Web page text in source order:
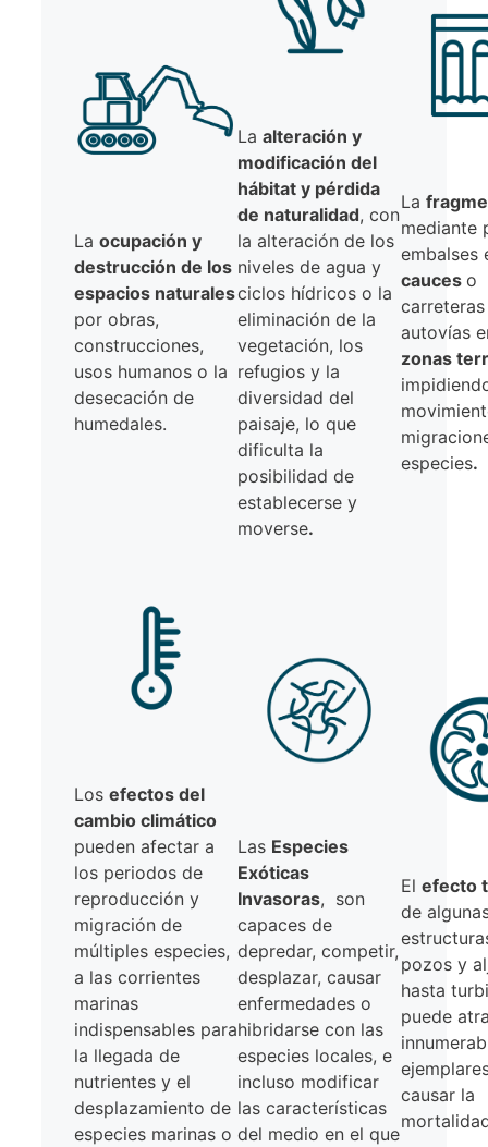
La ocupación y
destrucción de los
espacios naturales
por obras,
construcciones,
usos humanos o la
desecación de
humedales.
La alteración y
modificación del
hábitat y pérdida
de naturalidad, con
la alteración de los
niveles de agua y
ciclos hídricos o la
eliminación de la
vegetación, los
refugios y la
diversidad del
paisaje, lo que
dificulta la
posibilidad de
establecerse y
moverse.
La
mediante
embalses
cauces o
autovías
zonas
especies.
Los efectos del
cambio climático
pueden afectar a
los periodos de
reproducción y
migración de
múltiples especies,
a las corrientes
marinas
indispensables para
la llegada de
nutrientes y el
desplazamiento de
especies marinas o
Las Especies
Exóticas
Invasoras, son
capaces de
depredar, competir,
desplazar, causar
enfermedades o
hibridarse con las
especies locales, e
incluso modificar
las características
del medio en el que
El efecto
de
pozos y
hasta
puede
causar la